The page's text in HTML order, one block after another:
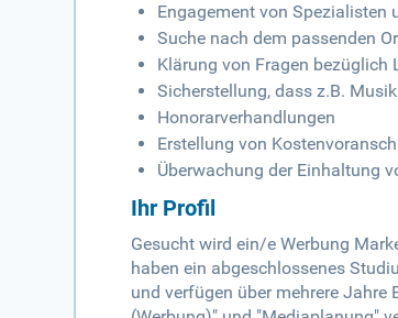
Engagement von Spezialisten
Suche nach dem passenden
Klärung von Fragen bezüglich
Sicherstellung, dass z.B.
Honorarverhandlungen
Erstellung von
Überwachung der Einhaltung
Ihr Profil
Gesucht wird ein/e Werbung
haben ein abgeschlossenes
und verfügen über mehrere Jahre